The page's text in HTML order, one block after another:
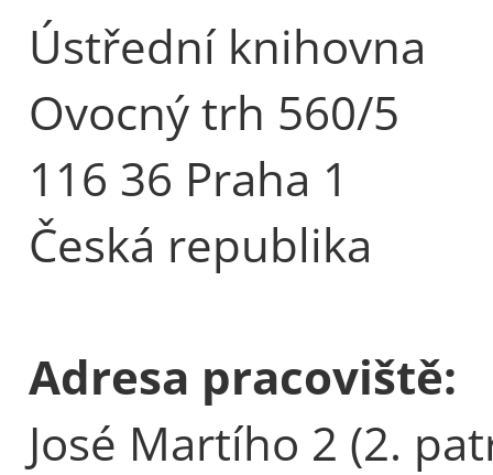
Ústřední knihovna
Ovocný trh 560/5
116 36 Praha 1
Česká republika
Adresa pracoviště:
José Martího 2 (2.